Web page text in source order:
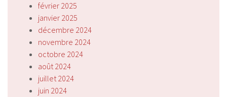
février 2025
janvier 2025
décembre 2024
novembre 2024
octobre 2024
août 2024
juillet 2024
juin 2024